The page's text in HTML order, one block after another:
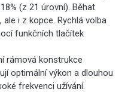
(z 21 úrovní). Běhat
i z kopce. Rychlá volba
funkčních tlačítek
rámová konstrukce
optimální výkon a dlouhou
frekvenci užívání.